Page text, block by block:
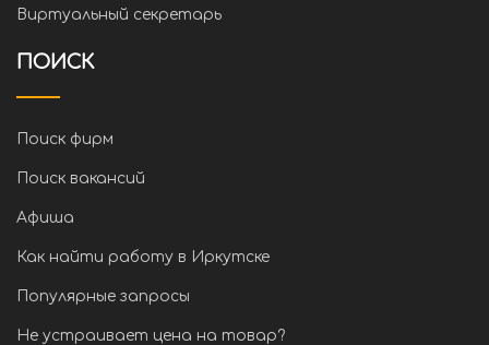
Виртуальный секретарь
ПОИСК
Поиск фирм
Поиск вакансий
Афиша
Как найти работу в Иркутске
Популярные запросы
Не устраивает цена на товар?